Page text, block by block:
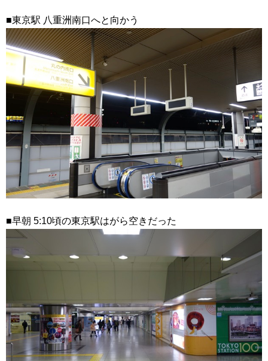
■東京駅 八重洲南口へと向かう
■早朝 5:10頃の東京駅はがら空きだった